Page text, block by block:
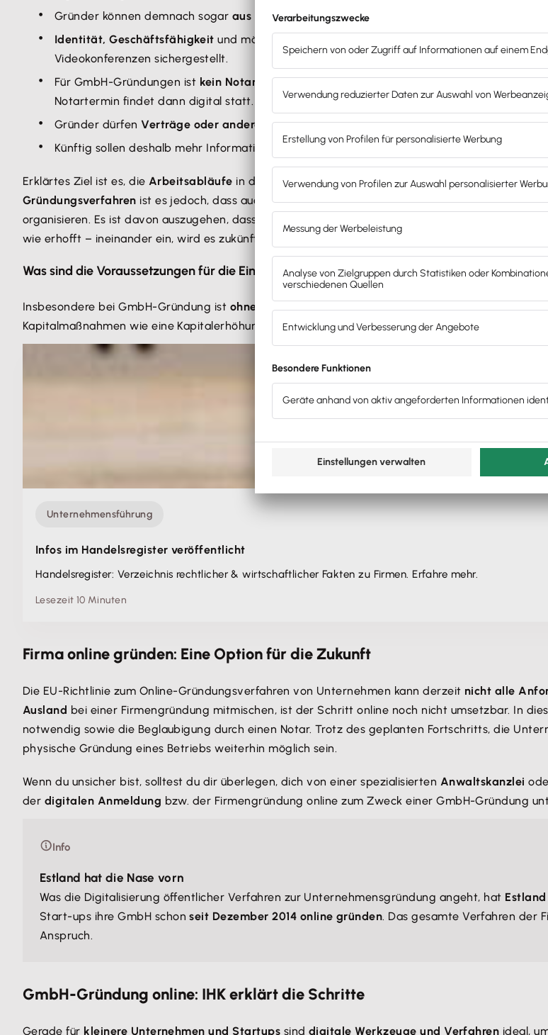
Gründer können demnach sogar aus dem Auslandherausonline
Identität, Geschäftsfähigkeit und mögliche
Videokonferenzen sichergestellt.
Für GmbH-Gründungen ist kein Notartermin vor Ortmehr nötig. Als Gründer kannst du
Notartermin findet dann digital statt.
Gründer dürfen Verträge oder andere Dokumentezur Eintragung in das
Künftig sollen deshalb mehr Informationen über Firmen in
den Handels- und
Erklärtes Ziel ist es, die Arbeitsabläufe in den Notariaten und bei Handelsregistergerichten zu
Gründungsverfahren ist es jedoch, dass auch die beteiligten Banken kooperieren und die
organisieren. Es ist davon auszugehen, dass die Banken im Rahmen der Onlineabwicklungen
wie erhofft – ineinander ein, wird es zukünftig noch
leichter sein, ein eigenes Unternehmen
Was sind die Voraussetzungen für die Eintragung ins Handelsregister?
Insbesondere bei GmbH-Gründung ist ohne ein Konto bzw. die nachgewiesene Einzahlung des
Kapitalmaßnahmen wie eine Kapitalerhöhung oder -herabsetzung müssen über das
Unternehmensführung
Infos im Handelsregister veröffentlicht
Handelsregister: Verzeichnis rechtlicher & wirtschaftlicher Fakten zu Firmen. Erfahre mehr.
Lesezeit 10 Minuten
Firma online gründen: Eine Option für die Zukunft
Die EU-Richtlinie zum Online-Gründungsverfahren von Unternehmen kann derzeit nicht alle
Ausland bei einer Firmengründung mitmischen, ist der Schritt online noch nicht umsetzbar. In
notwendig sowie die Beglaubigung durch einen Notar. Trotz des geplanten Fortschritts, die
physische Gründung eines Betriebs weiterhin möglich sein.
Wenn du unsicher bist, solltest du dir überlegen, dich von einer spezialisierten Anwaltskanzlei
der digitalen Anmeldung bzw. der Firmengründung online zum Zweck einer GmbH-Gründung
Info
Estland hat die Nase vorn
Was die Digitalisierung öffentlicher Verfahren zur Unternehmensgründung angeht, hat
Start-ups ihre GmbH schonseit Dezember 2014 online gründen. Das gesamte Verfahren der
Anspruch.
GmbH-Gründung online: IHK erklärt die Schritte
Gerade für kleinere Unternehmen und Startups sinddigitale Werkzeuge und Verfahren ideal,